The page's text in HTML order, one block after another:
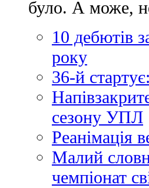
було. А може,
10 дебютів
року
36-й
сезону УПЛ
Реанімація
Малий
чемпіонат